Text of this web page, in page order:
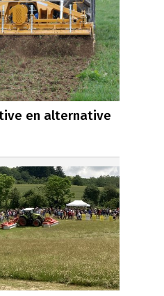
en alternative